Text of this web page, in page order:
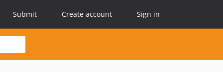
Submit Create account Sign in